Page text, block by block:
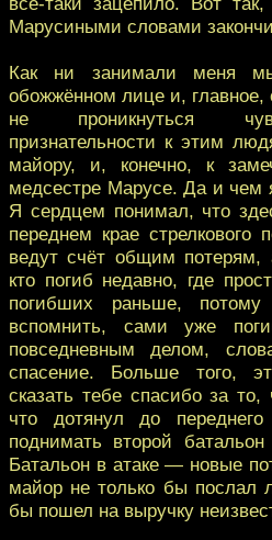
Марусиными словами
Как ни занимали меня
обожжённом лице и, главное,
не проникнуться
признательности к этим
майору, и, конечно, к
медсестре Марусе. Да и чем
Я сердцем понимал, что
переднем крае стрелкового
ведут счёт общим потерям,
кто погиб недавно, где
погибших раньше,
вспомнить, сами уже
повседневным делом,
спасение. Больше того,
сказать тебе спасибо за
что дотянул до
поднимать второй
Батальон в атаке — новые
майор не только бы послал
бы пошел на выручку